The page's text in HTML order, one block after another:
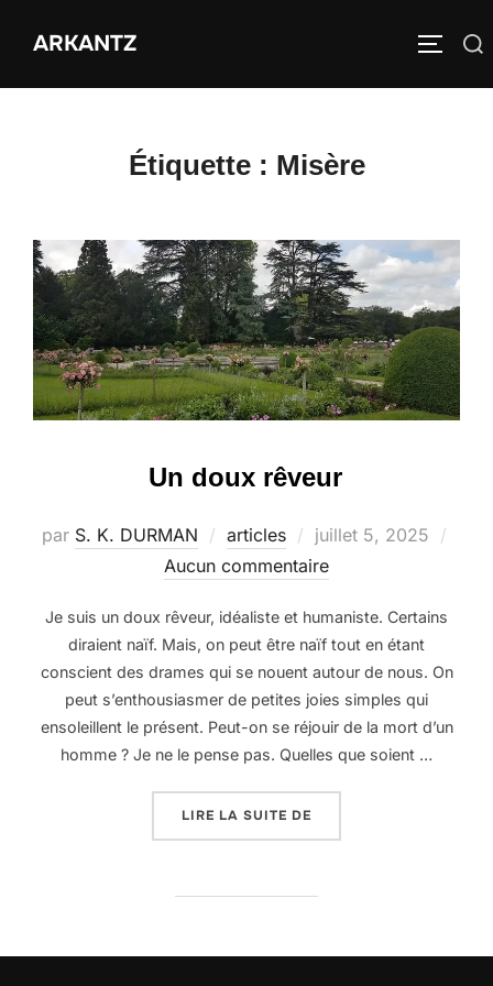
ARKANTZ Rechercher :
Étiquette : Misère
Un doux rêveur
par S. K. DURMAN articles
Publié
le
juillet 5, 2025
Aucun commentaire
Je suis un doux rêveur, idéaliste et humaniste. Certains
diraient naïf. Mais, on peut être naïf tout en étant
conscient des drames qui se nouent autour de nous. On
peut s’enthousiasmer de petites joies simples qui
ensoleillent le présent. Peut-on se réjouir de la mort d’un
homme ? Je ne le pense pas. Quelles que soient …
LIRE LA SUITE DE